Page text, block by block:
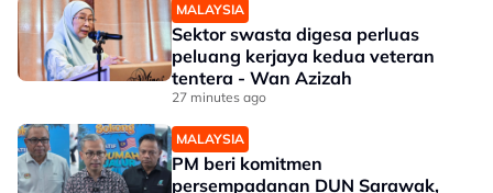
MALAYSIA
Sektor swasta digesa perluas
peluang kerjaya kedua veteran
tentera - Wan Azizah
27 minutes ago
MALAYSIA
PM beri komitmen
persempadanan DUN Sarawak,